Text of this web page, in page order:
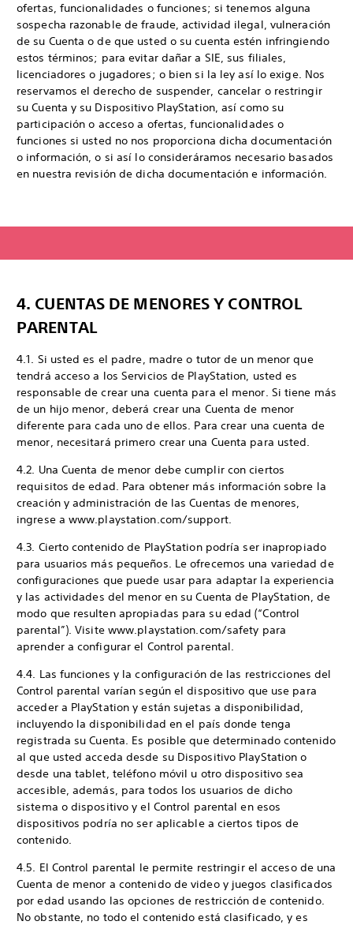
ofertas, funcionalidades o funciones; si tenemos alguna
sospecha razonable de fraude, actividad ilegal, vulneración
de su Cuenta o de que usted o su cuenta estén infringiendo
estos términos; para evitar dañar a SIE, sus filiales,
licenciadores o jugadores; o bien si la ley así lo exige. Nos
reservamos el derecho de suspender, cancelar o restringir
su Cuenta y su Dispositivo PlayStation, así como su
participación o acceso a ofertas, funcionalidades o
funciones si usted no nos proporciona dicha documentación
o información, o si así lo consideráramos necesario basados
en nuestra revisión de dicha documentación e información.
4. CUENTAS DE MENORES Y CONTROL
PARENTAL
4.1. Si usted es el padre, madre o tutor de un menor que
tendrá acceso a los Servicios de PlayStation, usted es
responsable de crear una cuenta para el menor. Si tiene más
de un hijo menor, deberá crear una Cuenta de menor
diferente para cada uno de ellos. Para crear una cuenta de
menor, necesitará primero crear una Cuenta para usted.
4.2. Una Cuenta de menor debe cumplir con ciertos
requisitos de edad. Para obtener más información sobre la
creación y administración de las Cuentas de menores,
ingrese a www.playstation.com/support.
4.3. Cierto contenido de PlayStation podría ser inapropiado
para usuarios más pequeños. Le ofrecemos una variedad de
configuraciones que puede usar para adaptar la experiencia
y las actividades del menor en su Cuenta de PlayStation, de
modo que resulten apropiadas para su edad (“Control
parental”). Visite www.playstation.com/safety para
aprender a configurar el Control parental.
4.4. Las funciones y la configuración de las restricciones del
Control parental varían según el dispositivo que use para
acceder a PlayStation y están sujetas a disponibilidad,
incluyendo la disponibilidad en el país donde tenga
registrada su Cuenta. Es posible que determinado contenido
al que usted acceda desde su Dispositivo PlayStation o
desde una tablet, teléfono móvil u otro dispositivo sea
accesible, además, para todos los usuarios de dicho
sistema o dispositivo y el Control parental en esos
dispositivos podría no ser aplicable a ciertos tipos de
contenido.
4.5. El Control parental le permite restringir el acceso de una
Cuenta de menor a contenido de video y juegos clasificados
por edad usando las opciones de restricción de contenido.
No obstante, no todo el contenido está clasificado, y es